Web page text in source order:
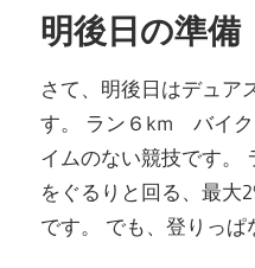
明後日の準備
さて、明後日はデュア
す。 ラン６km バイ
イムのない競技です。
をぐるりと回る、最大
です。 でも、登りっ